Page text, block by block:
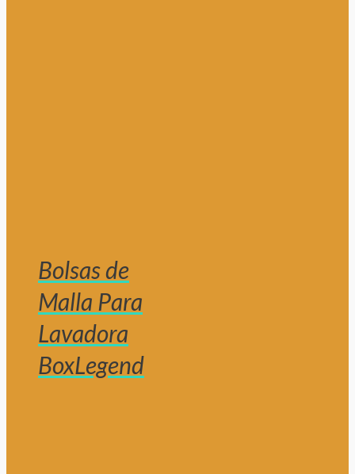
Bolsas de
Malla Para
Lavadora
BoxLegend